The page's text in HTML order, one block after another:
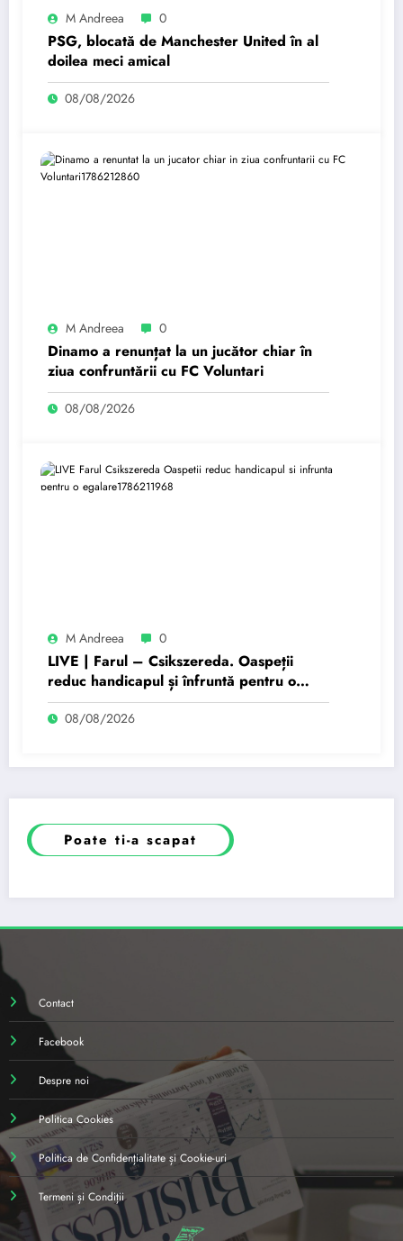
M Andreea 0
PSG, blocată de Manchester United în al
doilea meci amical
08/08/2026
M Andreea 0
Dinamo a renunțat la un jucător chiar în
ziua confruntării cu FC Voluntari
08/08/2026
M Andreea 0
LIVE | Farul – Csikszereda. Oaspeții
reduc handicapul și înfruntă pentru o
egalare
08/08/2026
Poate ti-a scapat
Contact
Facebook
Despre noi
Politica Cookies
Politica de Confidențialitate și Cookie-uri
Termeni și Condiții